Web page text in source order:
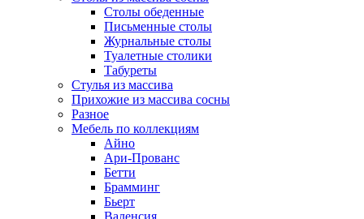
Столы обеденные
Письменные столы
Журнальные столы
Туалетные столики
Табуреты
Стулья из массива
Прихожие из массива сосны
Разное
Мебель по коллекциям
Айно
Ари-Прованс
Бетти
Брамминг
Бьерт